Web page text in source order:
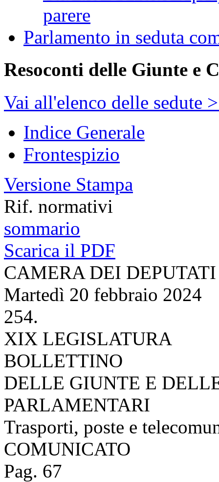
parere
Parlamento in seduta
Resoconti delle Giunte e
Vai all'elenco delle sedute
Indice Generale
Frontespizio
Versione Stampa
Rif. normativi
sommario
Scarica il PDF
CAMERA DEI DEPUTATI
Martedì 20 febbraio 2024
254.
XIX LEGISLATURA
BOLLETTINO
DELLE GIUNTE E
PARLAMENTARI
Trasporti, poste e
COMUNICATO
Pag. 67